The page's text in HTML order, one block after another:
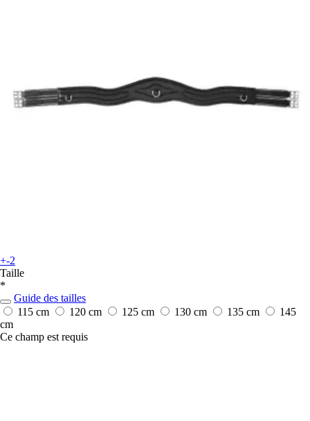
+-2
Taille
*
Guide des tailles
115 cm
120 cm 125 cm 130 cm 135 cm
145
cm
Ce champ est requis